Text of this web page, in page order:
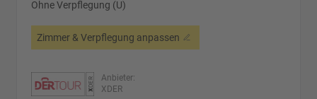
Ohne Verpflegung (U)
Zimmer & Verpflegung anpassen
Anbieter:
XDER